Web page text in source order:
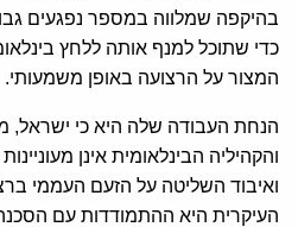
כדי שתוכל למנף אותה ללחץ
המצור על הרצועה באופן משמעותי.
הנחת העבודה שלה היא כי ישראל,
והקהיליה הבינלאומית אינן
ואיבוד השליטה על הזעם העממי
העיקרית היא ההתמודדות עם